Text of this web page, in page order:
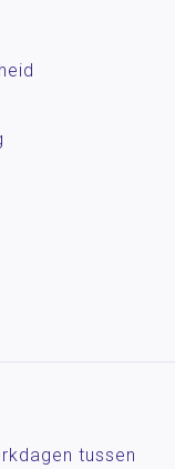
tussen